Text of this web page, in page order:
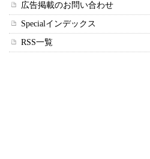
広告掲載のお問い合わせ
Specialインデックス
RSS一覧